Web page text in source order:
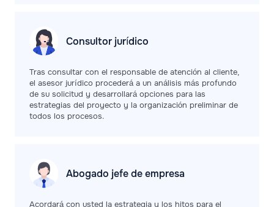
Consultor jurídico
Tras consultar con el responsable de atención al cliente,
el asesor jurídico procederá a un análisis más profundo
de su solicitud y desarrollará opciones para las
estrategias del proyecto y la organización preliminar de
todos los procesos.
Abogado jefe deempresa
Acordará con usted la estrategia y los hitos para el